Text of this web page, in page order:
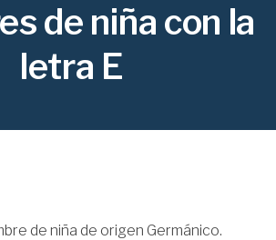
de niña con la
letra E
de niña de origen Germánico.